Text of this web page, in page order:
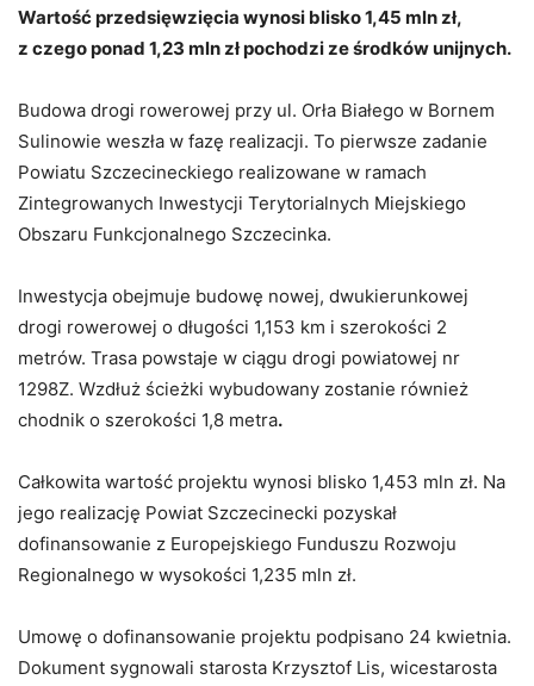
Wartość przedsięwzięcia wynosi blisko 1,45 mln zł,
z czego ponad 1,23 mln zł pochodzi ze środków unijnych.
​Budowa drogi rowerowej przy ul. Orła Białego w Bornem
Sulinowie weszła w fazę realizacji. To pierwsze zadanie
Powiatu Szczecineckiego realizowane w ramach
Zintegrowanych Inwestycji Terytorialnych Miejskiego
Obszaru Funkcjonalnego Szczecinka.
Inwestycja obejmuje budowę nowej, dwukierunkowej
drogi rowerowej o długości 1,153 km i szerokości 2
metrów. Trasa powstaje w ciągu drogi powiatowej nr
1298Z. Wzdłuż ścieżki wybudowany zostanie również
chodnik o szerokości 1,8 metra.
Całkowita wartość projektu wynosi blisko 1,453 mln zł. Na
jego realizację Powiat Szczecinecki pozyskał
dofinansowanie z Europejskiego Funduszu Rozwoju
Regionalnego w wysokości 1,235 mln zł.
Umowę o dofinansowanie projektu podpisano 24 kwietnia.
Dokument sygnowali starosta Krzysztof Lis, wicestarosta